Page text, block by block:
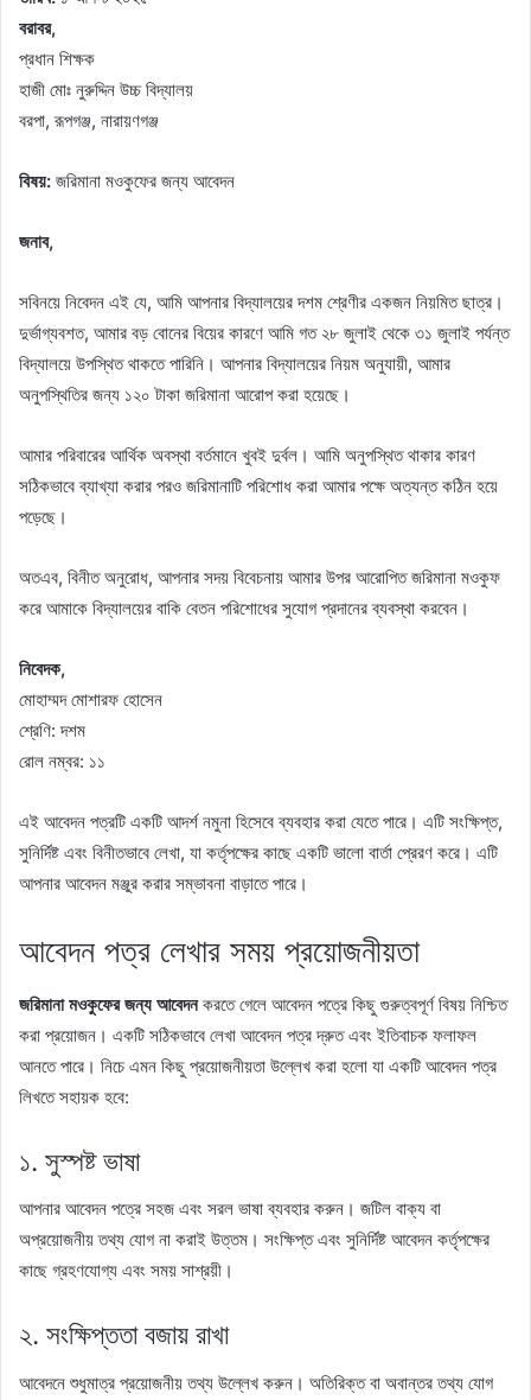
বরাবর,
প্রধান শিক্ষক
হাজী মোঃ নুরুদ্দিন উচ্চ বিদ্যালয়
বরপা, রূপগঞ্জ, নারায়ণগঞ্জ
বিষয়: জরিমানা মওকুফের জন্য আবেদন
জনাব,
সবিনয়ে নিবেদন এই যে, আমি আপনার বিদ্যালয়ের দশম শ্রেণীর একজন নিয়মিত ছাত্র।
দুর্ভাগ্যবশত, আমার বড় বোনের বিয়ের কারণে আমি গত ২৮ জুলাই থেকে ৩১ জুলাই পর্যন্ত
বিদ্যালয়ে উপস্থিত থাকতে পারিনি। আপনার বিদ্যালয়ের নিয়ম অনুযায়ী, আমার
অনুপস্থিতির জন্য ১২০ টাকা জরিমানা আরোপ করা হয়েছে।
আমার পরিবারের আর্থিক অবস্থা বর্তমানে খুবই দুর্বল। আমি অনুপস্থিত থাকার কারণ
সঠিকভাবে ব্যাখ্যা করার পরও জরিমানাটি পরিশোধ করা আমার পক্ষে অত্যন্ত কঠিন হয়ে
পড়েছে।
অতএব, বিনীত অনুরোধ, আপনার সদয় বিবেচনায় আমার উপর আরোপিত জরিমানা মওকুফ
করে আমাকে বিদ্যালয়ের বাকি বেতন পরিশোধের সুযোগ প্রদানের ব্যবস্থা করবেন।
নিবেদক,
মোহাম্মদ মোশারফ হোসেন
শ্রেণি: দশম
রোল নম্বর: ১১
এই আবেদন পত্রটি একটি আদর্শ নমুনা হিসেবে ব্যবহার করা যেতে পারে। এটি সংক্ষিপ্ত,
সুনির্দিষ্ট এবং বিনীতভাবে লেখা, যা কর্তৃপক্ষের কাছে একটি ভালো বার্তা প্রেরণ করে। এটি
আপনার আবেদন মঞ্জুর করার সম্ভাবনা বাড়াতে পারে।
আবেদন পত্র লেখার সময় প্রয়োজনীয়তা
জরিমানা মওকুফের জন্য আবেদনকরতে গেলে আবেদন পত্রে কিছু গুরুত্বপূর্ণ বিষয় নিশ্চিত
করা প্রয়োজন। একটি সঠিকভাবে লেখা আবেদন পত্র দ্রুত এবং ইতিবাচক ফলাফল
আনতে পারে। নিচে এমন কিছু প্রয়োজনীয়তা উল্লেখ করা হলো যা একটি আবেদন পত্র
লিখতে সহায়ক হবে:
১. সুস্পষ্ট ভাষা
আপনার আবেদন পত্রে সহজ এবং সরল ভাষা ব্যবহার করুন। জটিল বাক্য বা
অপ্রয়োজনীয় তথ্য যোগ না করাই উত্তম। সংক্ষিপ্ত এবং সুনির্দিষ্ট আবেদন কর্তৃপক্ষের
কাছে গ্রহণযোগ্য এবং সময় সাশ্রয়ী।
২. সংক্ষিপ্ততা বজায় রাখা
আবেদনে শুধুমাত্র প্রয়োজনীয় তথ্য উল্লেখ করুন। অতিরিক্ত বা অবান্তর তথ্য যোগ